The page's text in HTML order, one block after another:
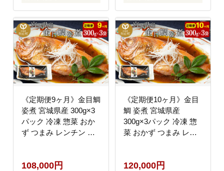
《定期便9ヶ月》金目鯛
姿煮 宮城県産 300g×3
パック 冷凍 惣菜 おか
ず つまみ レンチン 湯
み レンチン 湯煎 簡単
108,000円
《定期便10ヶ月》金目
鯛 姿煮 宮城県産
300g×3パック 冷凍 惣
菜 おかず つまみ レン
ず つまみ レンチン 湯
120,000円